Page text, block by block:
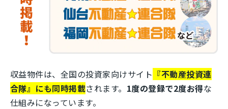
収益物件は、全国の投資家向けサイト 『不動産投資連
合隊』にも同時掲載されます。 1度の登録で2度お得な
仕組みになっています。